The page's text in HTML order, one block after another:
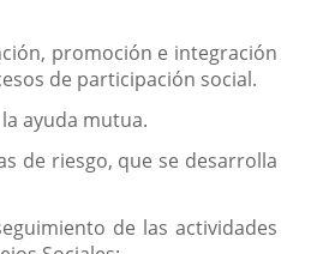
promoción e integración
de participación social.
ayuda mutua.
de riesgo, que se desarrolla
de las actividades